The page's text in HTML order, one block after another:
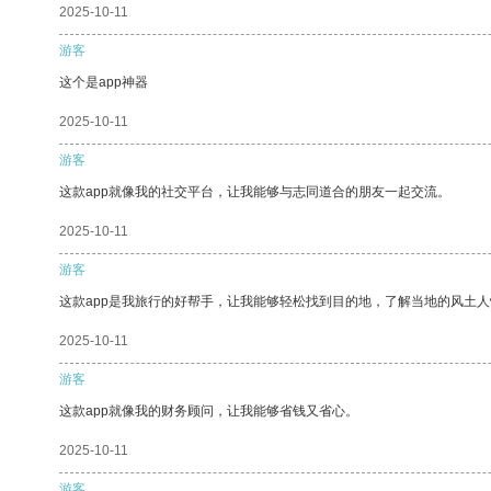
2025-10-11
游客
这个是app神器
2025-10-11
游客
这款app就像我的社交平台，让我能够与志同道合的朋友一起交流。
2025-10-11
游客
这款app是我旅行的好帮手，让我能够轻松找到目的地，了解当地的风土
2025-10-11
游客
这款app就像我的财务顾问，让我能够省钱又省心。
2025-10-11